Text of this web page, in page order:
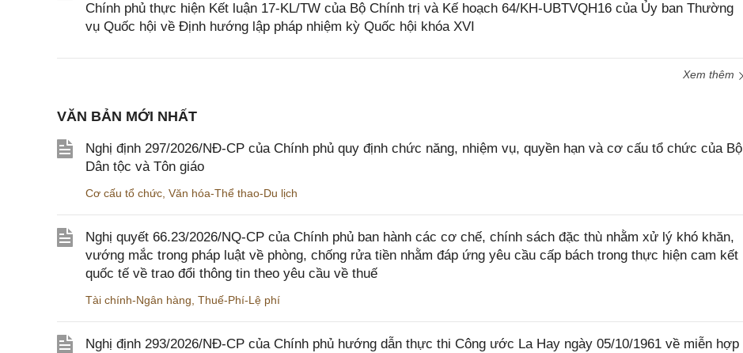
Chính phủ thực hiện Kết luận 17-KL/TW của Bộ Chính trị và Kế hoạch 64/KH-UBTVQH16 của Ủy ban Thường
vụ Quốc hội về Định hướng lập pháp nhiệm kỳ Quốc hội khóa XVI
Xem thêm
VĂN BẢN MỚI NHẤT
Nghị định 297/2026/NĐ-CP của Chính phủ quy định chức năng, nhiệm vụ, quyền hạn và cơ cấu tổ chức của Bộ
Dân tộc và Tôn giáo
Cơ cấu tổ chức, Văn hóa-Thể thao-Du lịch
Nghị quyết 66.23/2026/NQ-CP của Chính phủ ban hành các cơ chế, chính sách đặc thù nhằm xử lý khó khăn,
vướng mắc trong pháp luật về phòng, chống rửa tiền nhằm đáp ứng yêu cầu cấp bách trong thực hiện cam kết
quốc tế về trao đổi thông tin theo yêu cầu về thuế
Tài chính-Ngân hàng, Thuế-Phí-Lệ phí
Nghị định 293/2026/NĐ-CP của Chính phủ hướng dẫn thực thi Công ước La Hay ngày 05/10/1961 về miễn hợp